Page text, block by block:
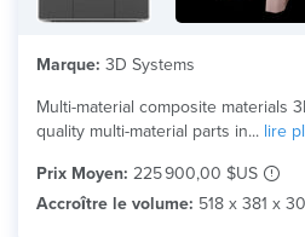
Marque: 3D Systems
Multi-material composite materials
quality multi-material parts in... lire
Prix Moyen: 225 900,00 $US
Accroître le volume: 518 x 381 x